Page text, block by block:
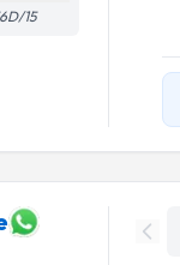
15